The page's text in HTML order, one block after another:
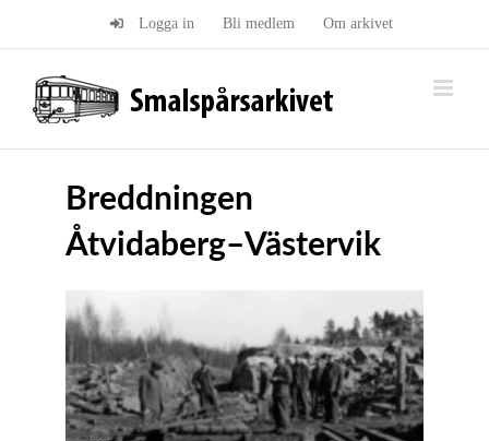
Logga in Bli medlem Om arkivet
Breddningen
Åtvidaberg–Västervik